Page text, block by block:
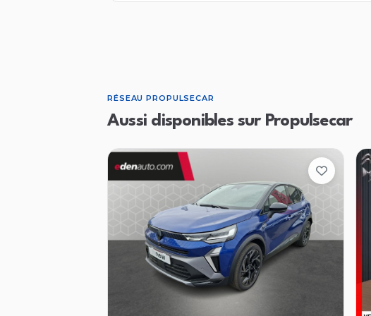
RÉSEAU PROPULSECAR
Aussi disponibles sur Propulsecar